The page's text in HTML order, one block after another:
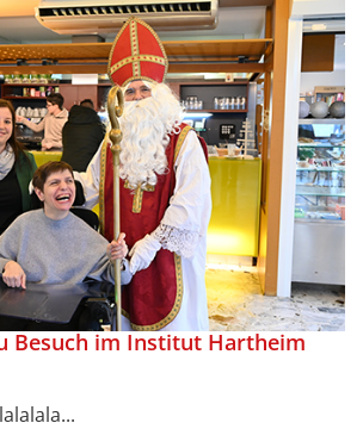
Besuch im Institut Hartheim